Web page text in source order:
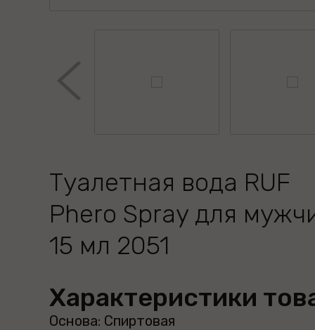
Туалетная вода RUF
Phero Spray для
15 мл 2051
Характеристики
Основа: Спиртовая